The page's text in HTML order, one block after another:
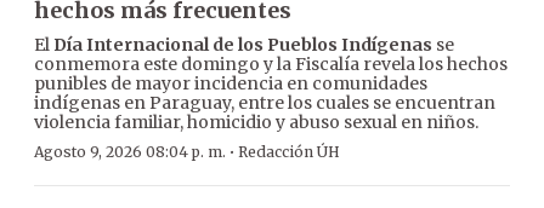
hechos más frecuentes
El Día Internacional de los Pueblos Indígenas se
conmemora este domingo y la Fiscalía revela los hechos
punibles de mayor incidencia en comunidades
indígenas en Paraguay, entre los cuales se encuentran
violencia familiar, homicidio y abuso sexual en niños.
Agosto 9, 2026 08:04 p. m. · Redacción ÚH